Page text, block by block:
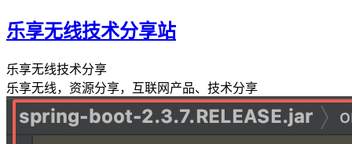
乐享无线技术分享站
乐享无线技术分享
乐享无线，资源分享，互联网产品、技术分享